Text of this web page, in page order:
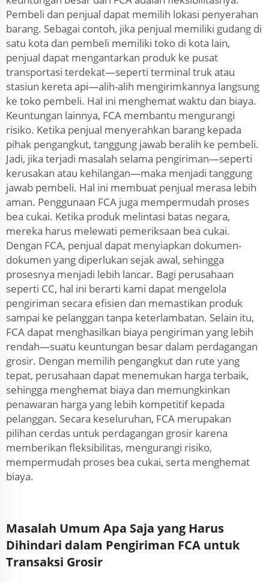
Pembeli dan penjual dapat memilih lokasi penyerahan
barang. Sebagai contoh, jika penjual memiliki gudang di
satu kota dan pembeli memiliki toko di kota lain,
penjual dapat mengantarkan produk ke pusat
transportasi terdekat—seperti terminal truk atau
stasiun kereta api—alih-alih mengirimkannya langsung
ke toko pembeli. Hal ini menghemat waktu dan biaya.
Keuntungan lainnya, FCA membantu mengurangi
risiko. Ketika penjual menyerahkan barang kepada
pihak pengangkut, tanggung jawab beralih ke pembeli.
Jadi, jika terjadi masalah selama pengiriman—seperti
kerusakan atau kehilangan—maka menjadi tanggung
jawab pembeli. Hal ini membuat penjual merasa lebih
aman. Penggunaan FCA juga mempermudah proses
bea cukai. Ketika produk melintasi batas negara,
mereka harus melewati pemeriksaan bea cukai.
Dengan FCA, penjual dapat menyiapkan dokumen-
dokumen yang diperlukan sejak awal, sehingga
prosesnya menjadi lebih lancar. Bagi perusahaan
seperti CC, hal ini berarti kami dapat mengelola
pengiriman secara efisien dan memastikan produk
sampai ke pelanggan tanpa keterlambatan. Selain itu,
FCA dapat menghasilkan biaya pengiriman yang lebih
rendah—suatu keuntungan besar dalam perdagangan
grosir. Dengan memilih pengangkut dan rute yang
tepat, perusahaan dapat menemukan harga terbaik,
sehingga menghemat biaya dan memungkinkan
penawaran harga yang lebih kompetitif kepada
pelanggan. Secara keseluruhan, FCA merupakan
pilihan cerdas untuk perdagangan grosir karena
memberikan fleksibilitas, mengurangi risiko,
mempermudah proses bea cukai, serta menghemat
biaya.
Masalah Umum Apa Saja yang Harus
Dihindari dalam Pengiriman FCA untuk
Transaksi Grosir